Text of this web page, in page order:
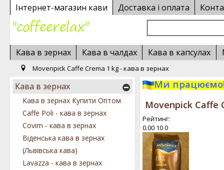
Інтернет-магазин кави Доставка і оплата
Кава в зернах Кава в чалдах Кава в капсулах
Movenpick Caffe Crema 1 kg - кава в зернах
Ми працюємо!
Movenpick Caffe
Рейтинг:
0.00 100
Кава в зернах
Кава в зернах Купити Оптом
Caffe Poli - кава в зернах
Covim - кава в зернах
Віденська кава в зернах
(Львівська кава)
Lavazza - кава в зернах